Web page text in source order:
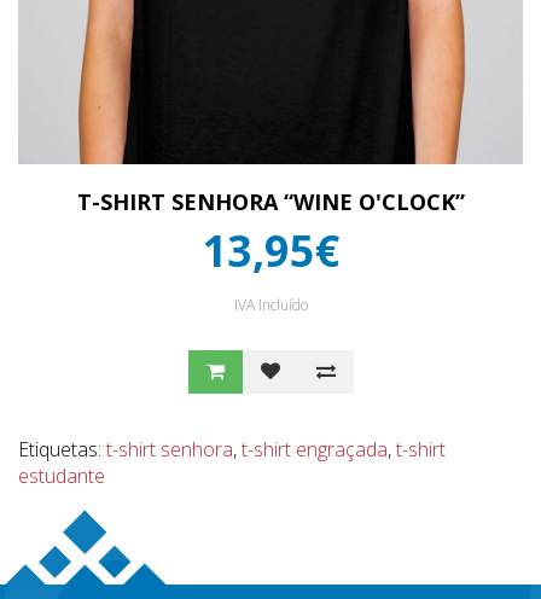
T-SHIRT SENHORA “WINE O'CLOCK”
13,95€
IVA Incluído
Etiquetas: t-shirt senhora,t-shirt engraçada,t-shirt
estudante